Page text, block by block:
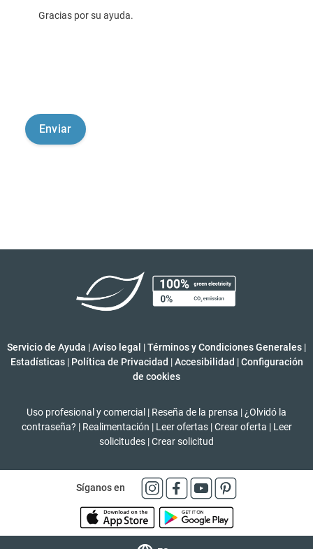
Gracias por su ayuda.
Servicio de Ayuda |Aviso legal |Términos y Condiciones Generales |
Estadísticas | Política de Privacidad | Accesibilidad | Configuración
de cookies
Uso profesional y comercial | Reseña de la prensa | ¿Olvidó la
contraseña? | Realimentación | Leer ofertas | Crear oferta | Leer
solicitudes |Crear solicitud
Síganos en